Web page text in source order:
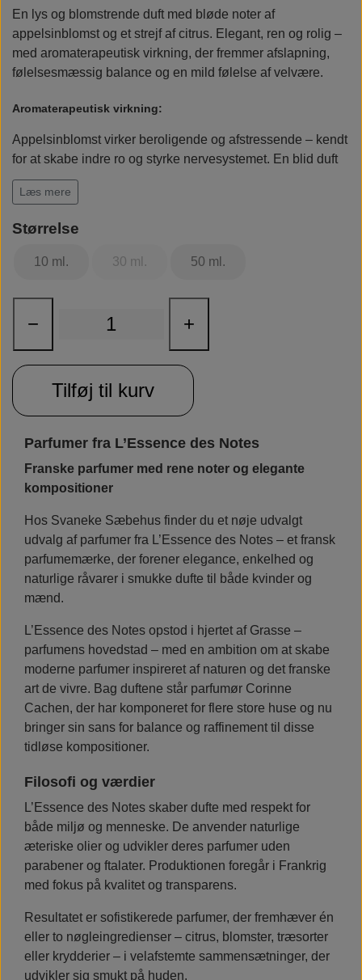
Rudolph Care
En lys og blomstrende duft med bløde noter af
appelsinblomst og et strejf af citrus. Elegant, ren og rolig –
med aromaterapeutisk virkning, der fremmer afslapning,
følelsesmæssig balance og en mild følelse af velvære.
Aromaterapeutisk virkning:
Appelsinblomst virker beroligende og afstressende – kendt
for at skabe indre ro og styrke nervesystemet. En blid duft
til både dag og aften.
Læs mere
Størrelse
10 ml. 30 ml. 50 ml.
− +
Tilføj til kurv
Parfumer fra L’Essence des Notes
Franske parfumer med rene noter og elegante
kompositioner
Hos Svaneke Sæbehus finder du et nøje udvalgt
udvalg af parfumer fra L’Essence des Notes – et fransk
parfumemærke, der forener elegance, enkelhed og
naturlige råvarer i smukke dufte til både kvinder og
mænd.
L’Essence des Notes opstod i hjertet af Grasse –
parfumens hovedstad – med en ambition om at skabe
moderne parfumer inspireret af naturen og det franske
art de vivre. Bag duftene står parfumør Corinne
Cachen, der har komponeret for flere store huse og nu
bringer sin sans for balance og raffinement til disse
tidløse kompositioner.
Filosofi og værdier
L’Essence des Notes skaber dufte med respekt for
både miljø og menneske. De anvender naturlige
æteriske olier og udvikler deres parfumer uden
parabener og ftalater. Produktionen foregår i Frankrig
med fokus på kvalitet og transparens.
Resultatet er sofistikerede parfumer, der fremhæver én
eller to nøgleingredienser – citrus, blomster, træsorter
eller krydderier – i velafstemte sammensætninger, der
udvikler sig smukt på huden.